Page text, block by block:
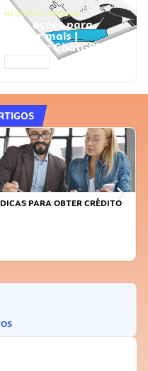
NEGÓCIOS, VENDAS
Faça ações para
vender mais |
Prompts ChatGPT
FAÇA A DIFERENÇA: SEJA